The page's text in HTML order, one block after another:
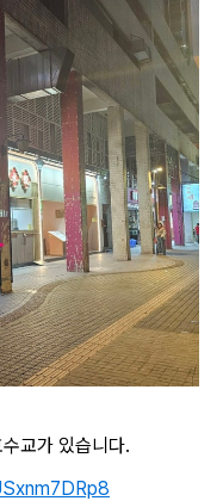
교가 있습니다.